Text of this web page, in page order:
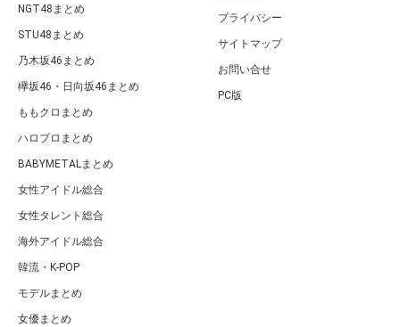
NGT48まとめ
STU48まとめ
乃木坂46まとめ
欅坂46・日向坂46まとめ
ももクロまとめ
ハロプロまとめ
BABYMETALまとめ
女性アイドル総合
女性タレント総合
海外アイドル総合
韓流・K-POP
モデルまとめ
女優まとめ
プライバシー
サイトマップ
お問い合せ
PC版